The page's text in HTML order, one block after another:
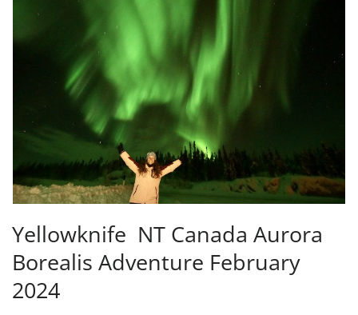
Yellowknife NT Canada Aurora
Borealis Adventure February
2024